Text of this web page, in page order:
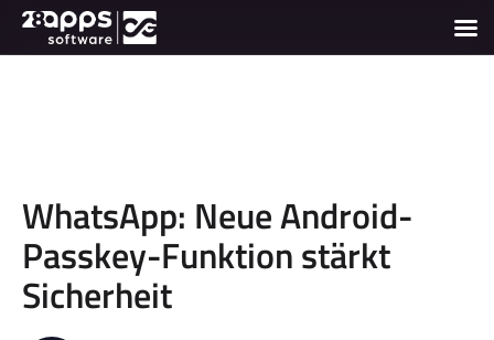
WhatsApp: Neue Android-
Passkey-Funktion stärkt
Sicherheit